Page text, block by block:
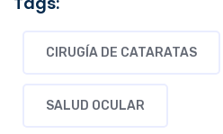
CIRUGÍA DE CATARATAS
SALUD OCULAR